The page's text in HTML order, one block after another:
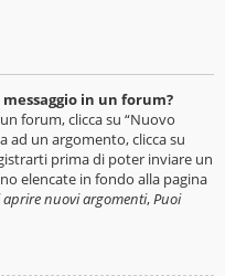
in un forum?
forum, clicca su “Nuovo
ad un argomento, clicca su
prima di poter inviare un
elencate in fondo alla pagina
aprire nuovi argomenti,Puoi